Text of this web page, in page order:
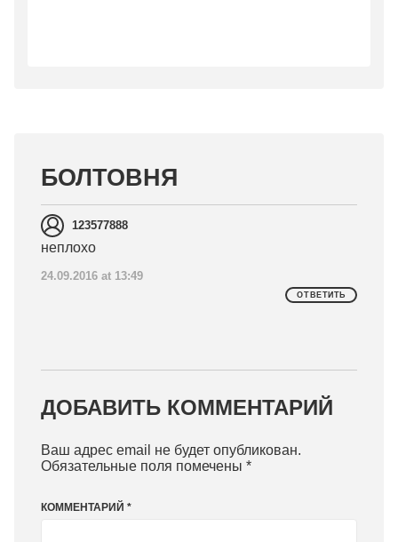
БОЛТОВНЯ
123577888
неплохо
24.09.2016 at 13:49
ОТВЕТИТЬ
ДОБАВИТЬ КОММЕНТАРИЙ
Ваш адрес email не будет опубликован.
Обязательные поля помечены *
КОММЕНТАРИЙ *